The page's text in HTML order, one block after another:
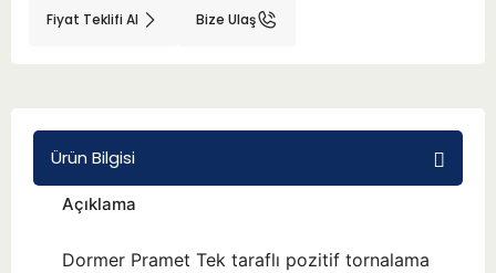
Fiyat Teklifi Al Bize Ulaş
Ürün Bilgisi
Açıklama
Dormer Pramet Tek taraflı pozitif tornalama